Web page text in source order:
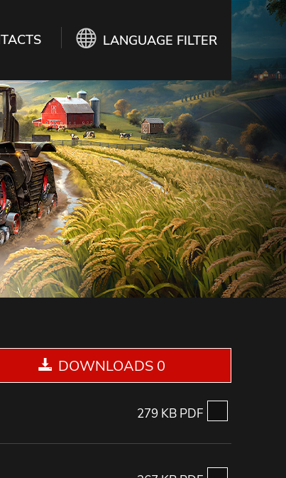
LANGUAGE FILTER
DOWNLOADS 0
279 KB PDF